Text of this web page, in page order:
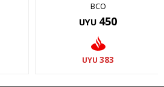
BCO
UYU 450
UYU 383